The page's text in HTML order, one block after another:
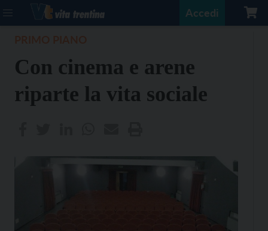
Accedi
Con cinema e arene
riparte la vita sociale